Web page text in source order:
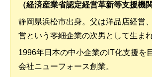
（経済産業省認定経営革新等支援機関
静岡県浜松市出身。父は洋品店経営
営という零細企業の次男として生まれ
1996年日本の中小企業のIT化支援を
会社ニューフォース創業。